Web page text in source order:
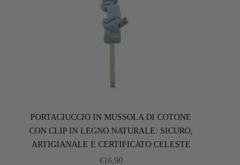
PORTACIUCCIO IN MUSSOLA DI COTONE
CON CLIP IN LEGNO NATURALE: SICURO,
ARTIGIANALE E CERTIFICATO CELESTE
PREZZO SCONTATO
€16,90